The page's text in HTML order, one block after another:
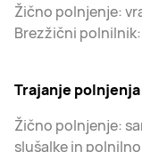
Žično polnjenje:
Brezžični
Trajanje polnjenja
Žično polnjenje:
slušalke in